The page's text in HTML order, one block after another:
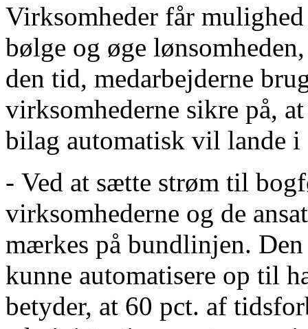
Virksomheder får
bølge og øge
den tid, medarbejderne
virksomhederne sikre på,
bilag automatisk vil lande i
- Ved at sætte strøm til
virksomhederne og de
mærkes på bundlinjen.
kunne automatisere op til
betyder, at 60 pct. af